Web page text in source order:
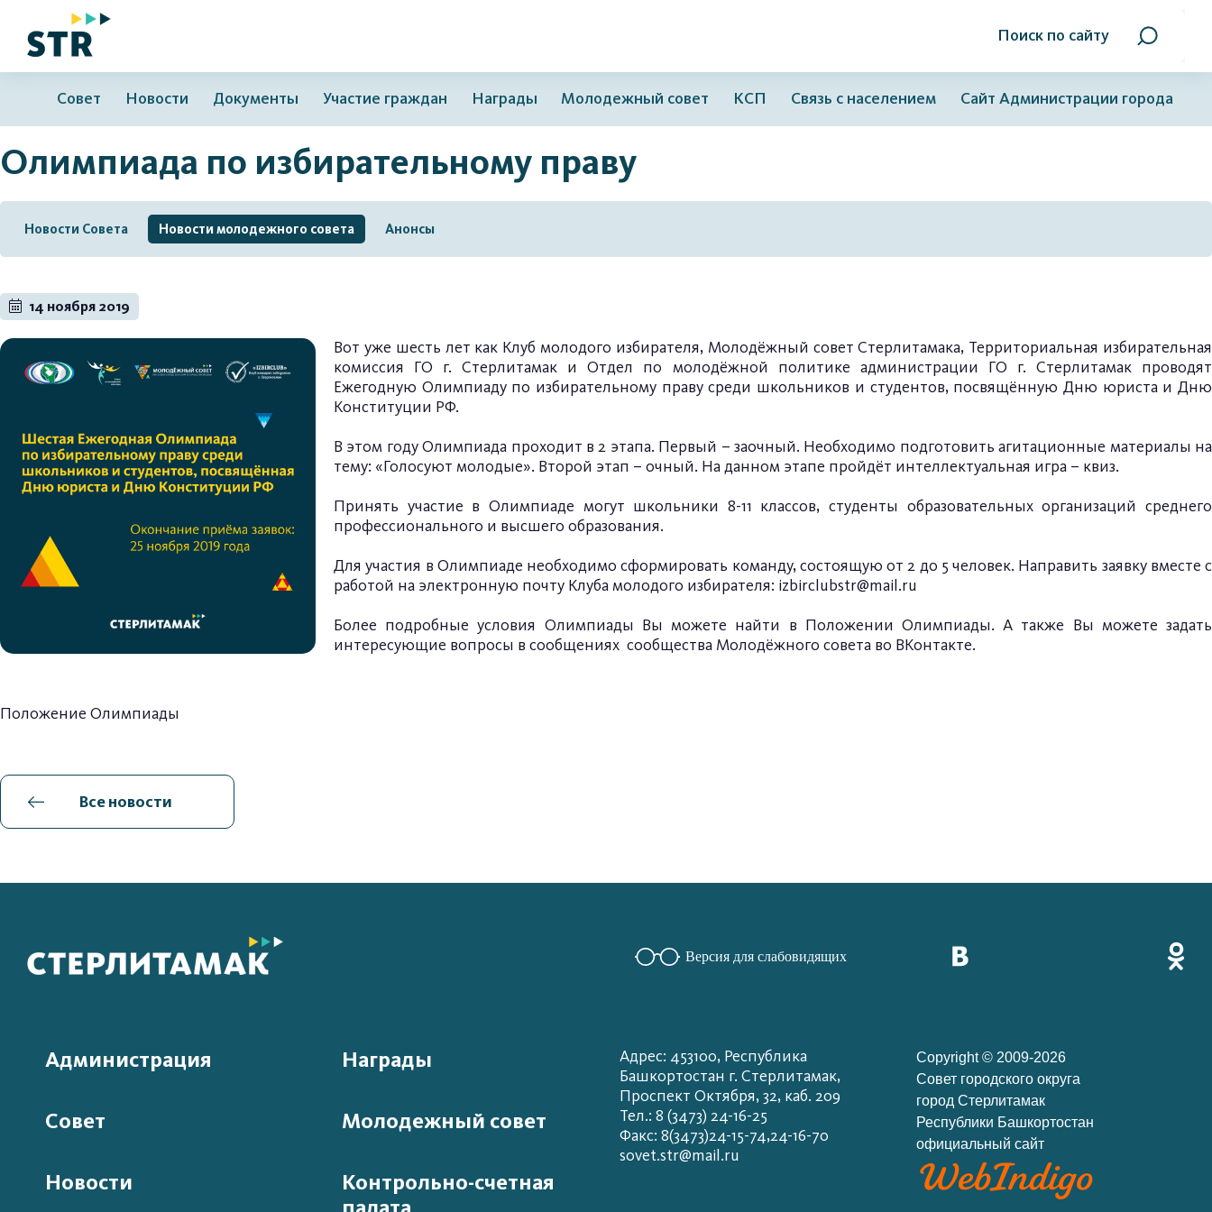
Поиск по сайту
Совет Новости Документы Участие граждан Награды Молодежный совет КСП Связь с населением Сайт Администрации города
Олимпиада по избирательному праву
Новости Совета Новости молодежного совета Анонсы
14 ноября 2019
Вот уже шесть лет как Клуб молодого избирателя, Молодёжный совет Стерлитамака, Территориальная избирательная
комиссия ГО г. Стерлитамак иОтдел по молодёжной политике администрации ГО г. Стерлитамакпроводят
Ежегодную Олимпиаду по избирательному праву среди школьников и студентов, посвящённую Дню юриста и Дню
Конституции РФ.
В этом году Олимпиада проходит в 2 этапа. Первый – заочный. Необходимо подготовить агитационные материалы на
тему: «Голосуют молодые». Второй этап – очный. На данном этапе пройдёт интеллектуальная игра – квиз.
Принять участие в Олимпиаде могут школьники 8-11 классов, студенты образовательных организаций среднего
профессионального и высшего образования.
Для участия в Олимпиаде необходимо сформировать команду, состоящую от 2 до 5 человек. Направить заявку вместе с
работой на электронную почту Клуба молодого избирателя: izbirclubstr@mail.ru
Более подробные условия Олимпиады Вы можете найти в Положении Олимпиады. А также Вы можете задать
интересующие вопросы в сообщениях сообщества Молодёжного совета во ВКонтакте.
Положение Олимпиады
Все новости
Версия для слабовидящих
Администрация
Совет
Новости
Награды
Молодежный совет
Контрольно-счетная
Адрес: 453100, Республика
Башкортостан г. Стерлитамак,
Проспект Октября, 32, каб. 209
Тел.: 8 (3473) 24-16-25
Факс: 8(3473)24-15-74,24-16-70
sovet.str@mail.ru
Copyright © 2009-2026
Cовет городского округа
город Стерлитамак
Республики Башкортостан
официальный сайт